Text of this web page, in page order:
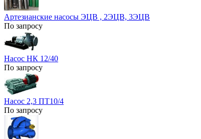
Артезианские насосы ЭЦВ , 2ЭЦВ, 3ЭЦВ
По запросу
Насос НК 12/40
По запросу
Насос 2,3 ПТ10/4
По запросу